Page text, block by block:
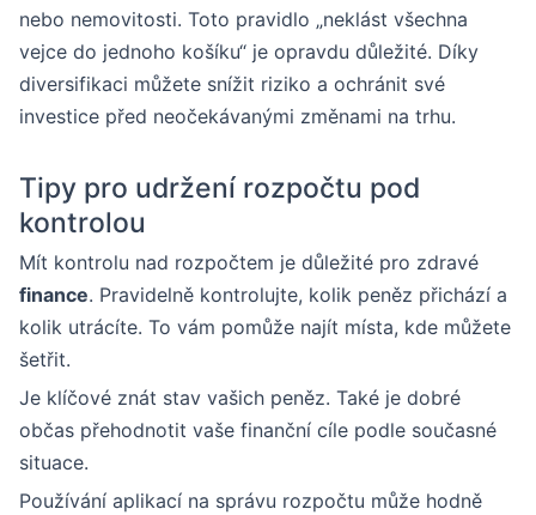
nebo nemovitosti. Toto pravidlo „neklást všechna
vejce do jednoho košíku“ je opravdu důležité. Díky
diversifikaci můžete snížit riziko a ochránit své
investice před neočekávanými změnami na trhu.
Tipy pro udržení rozpočtu pod
kontrolou
Mít kontrolu nad rozpočtem je důležité pro zdravé
finance. Pravidelně kontrolujte, kolik peněz přichází a
kolik utrácíte. To vám pomůže najít místa, kde můžete
šetřit.
Je klíčové znát stav vašich peněz. Také je dobré
občas přehodnotit vaše finanční cíle podle současné
situace.
Používání aplikací na správu rozpočtu může hodně